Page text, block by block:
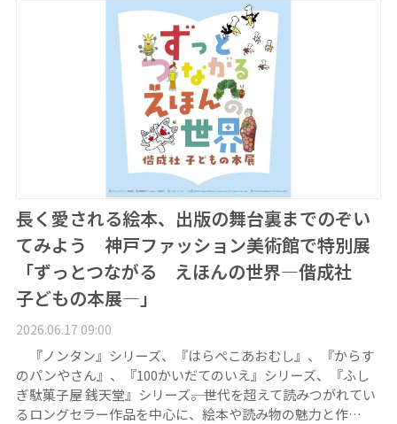
長く愛される絵本、出版の舞台裏までのぞい
てみよう 神戸ファッション美術館で特別展
「ずっとつながる えほんの世界―偕成社
子どもの本展―」
2026.06.17 09:00
『ノンタン』シリーズ、『はらぺこあおむし』、『からす
のパンやさん』、『100かいだてのいえ』シリーズ、『ふし
ぎ駄菓子屋 銭天堂』シリーズ――。世代を超えて読みつがれてい
るロングセラー作品を中心に、絵本や読み物の魅力と作…